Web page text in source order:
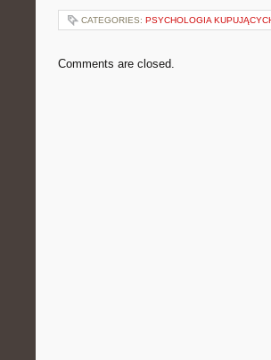
CATEGORIES: PSYCHOLOGIA
Comments are closed.